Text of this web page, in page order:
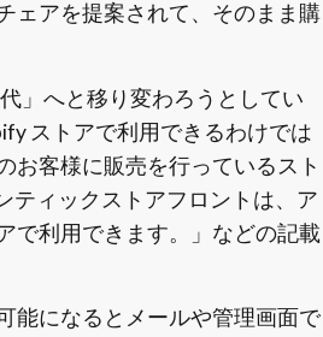
ェアを提案されて、そのまま購
」へと移り変わろうとしてい
ストアで利用できるわけでは
お客様に販売を行っているスト
ティックストアフロントは、ア
で利用できます。」などの記載
能になるとメールや管理画面で